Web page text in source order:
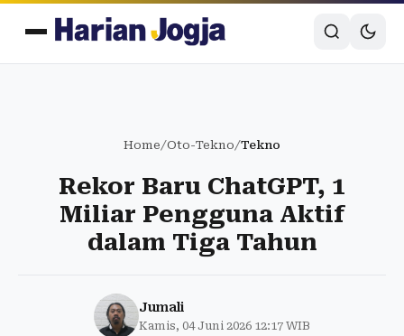
Home/Oto-Tekno/Tekno
Rekor Baru ChatGPT, 1
Miliar Pengguna Aktif
dalam Tiga Tahun
Jumali
Kamis, 04 Juni 2026 12:17 WIB